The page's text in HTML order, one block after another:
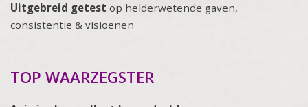
Uitgebreid getest op helderwetende gaven,
consistentie & visioenen
TOP WAARZEGSTER